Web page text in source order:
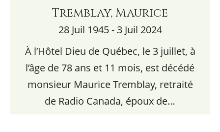
Tremblay, Maurice
28 Juil 1945 - 3 Juil 2024
À l’Hôtel Dieu de Québec, le 3 juillet, à
l’âge de 78 ans et 11 mois, est décédé
monsieur Maurice Tremblay, retraité
de Radio Canada, époux de…